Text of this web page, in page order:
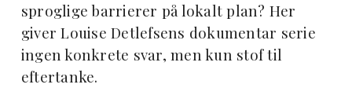
sproglige barrierer på lokalt plan? Her
giver Louise Detlefsens dokumentar serie
ingen konkrete svar, men kun stof til
eftertanke.